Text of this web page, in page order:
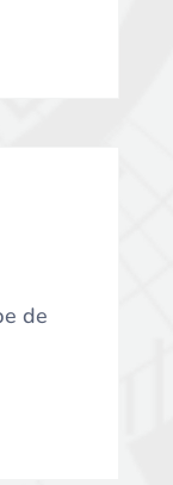
de